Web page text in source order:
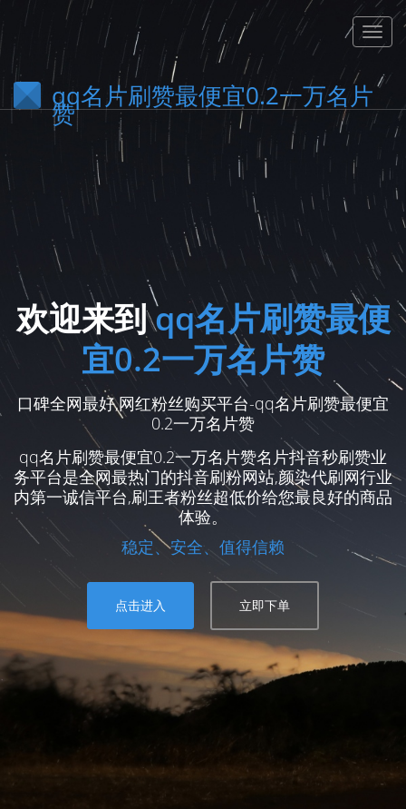
qq名片刷赞最便宜0.2一万名片
赞
欢迎来到qq名片刷赞最便
宜0.2一万名片赞
口碑全网最好,网红粉丝购买平台-qq名片刷赞最便宜
0.2一万名片赞
qq名片刷赞最便宜0.2一万名片赞名片抖音秒刷赞业
务平台是全网最热门的抖音刷粉网站,颜染代刷网行业
内第一诚信平台,刷王者粉丝超低价给您最良好的商品
体验。
稳定、安全、值得信赖
点击进入 立即下单